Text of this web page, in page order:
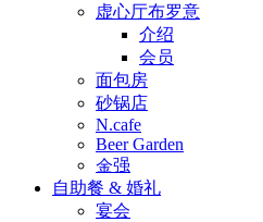
虚心厅布罗意
介绍
会员
面包房
砂锅店
N.cafe
Beer Garden
金强
自助餐 & 婚礼
宴会